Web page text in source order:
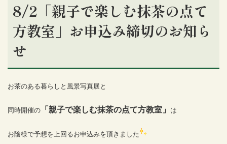
8/2「親子で楽しむ抹茶の点て
方教室」お申込み締切のお知ら
せ
お茶のある暮らしと風景写真展と
同時開催の 「親子で楽しむ抹茶の点て方教室」 は
お陰様で予想を上回るお申込みを頂きました